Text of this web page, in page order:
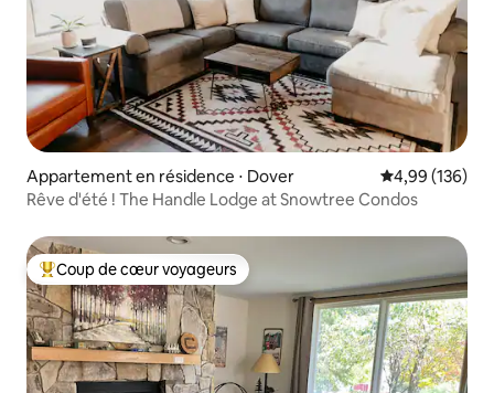
Appartement en résidence ⋅ Dover Évaluation
4,99 (136)
Rêve d'été ! The Handle Lodge at Snowtree Condos
Coups de cœur voyageurs les plus appréciés
Coup de cœur voyageurs